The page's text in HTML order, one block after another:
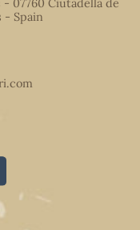
- 07760 Ciutadella de
- Spain